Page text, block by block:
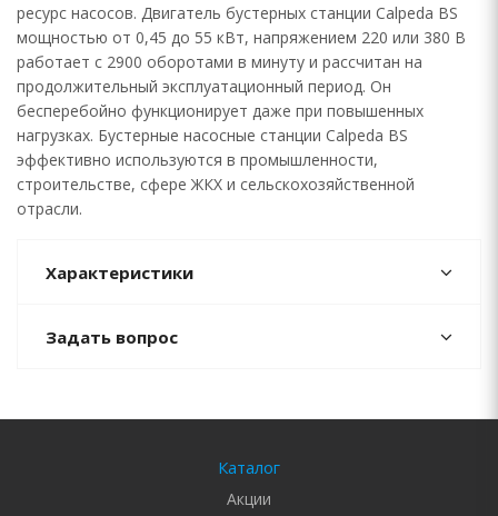
ресурс насосов. Двигатель бустерных станции Calpeda BS
мощностью от 0,45 до 55 кВт, напряжением 220 или 380 В
работает с 2900 оборотами в минуту и рассчитан на
продолжительный эксплуатационный период. Он
бесперебойно функционирует даже при повышенных
нагрузках. Бустерные насосные станции Calpeda BS
эффективно используются в промышленности,
строительстве, сфере ЖКХ и сельскохозяйственной
отрасли.
Характеристики
Задать вопрос
Каталог
Акции